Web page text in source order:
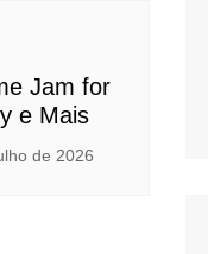
Jam for
e Mais
de 2026